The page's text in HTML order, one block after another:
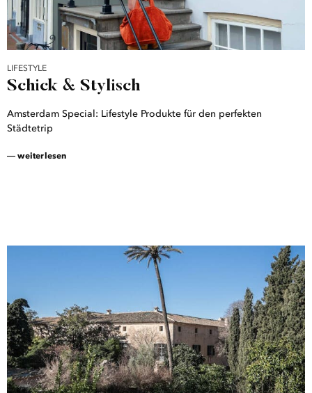
LIFESTYLE
Schick & Stylisch
Amsterdam Special: Lifestyle Produkte für den perfekten
Städtetrip
― weiterlesen